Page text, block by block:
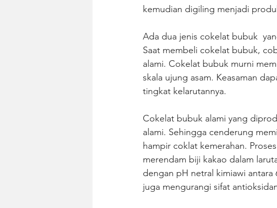
kemudian digiling menjadi
Ada dua jenis cokelat bubuk
Saat membeli cokelat bubuk,
alami. Cokelat bubuk murni
skala ujung asam. Keasaman
tingkat kelarutannya.
Cokelat bubuk alami yang
alami. Sehingga cenderung
hampir coklat kemerahan.
merendam biji kakao dalam
dengan pH netral kimiawi
juga mengurangi sifat